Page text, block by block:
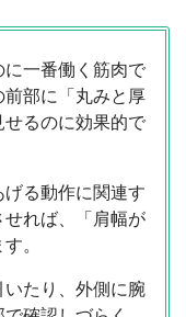
一番働く筋肉で
部に「丸みと厚
るのに効果的で
る動作に関連す
せれば、「肩幅が
。
たり、外側に腕